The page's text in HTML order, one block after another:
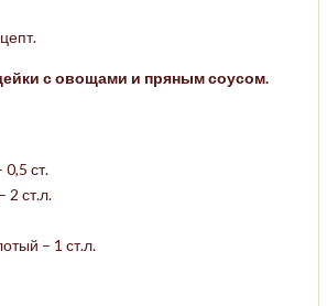
с овощами и пряным соусом.
ст.
2 ст.л.
– 1 ст.л.